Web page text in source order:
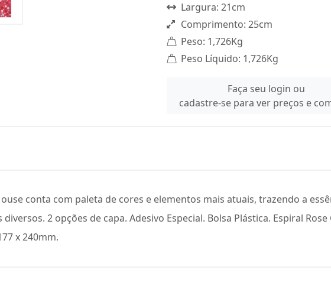
Largura: 21cm
Comprimento: 25cm
Peso: 1,726Kg
Peso Líquido: 1,726Kg
Faça seu login ou
cadastre-se para ver preços e
conta com paleta de cores e elementos mais atuais, trazendo a
2 opções de capa. Adesivo Especial. Bolsa Plástica. Espiral
x 240mm.